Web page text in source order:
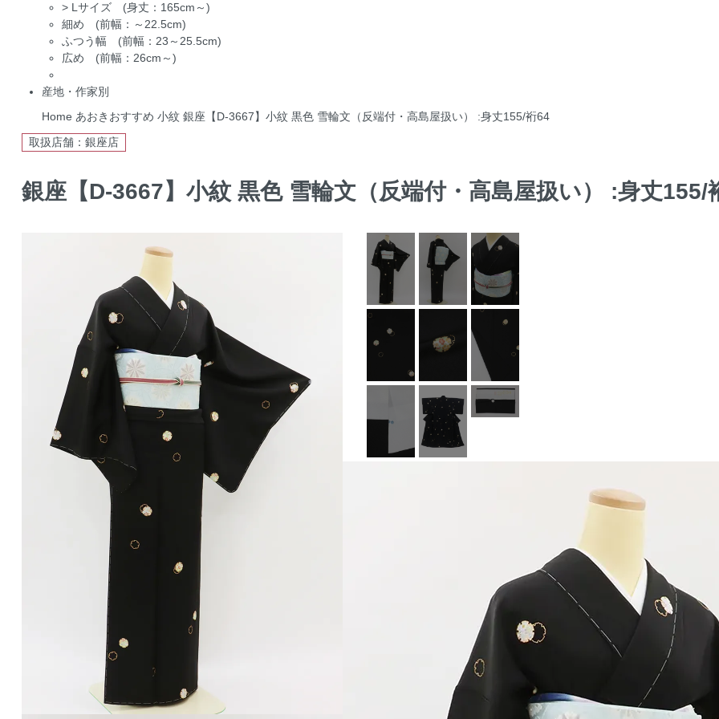
> Lサイズ (身丈：165cm～)
細め (前幅：～22.5cm)
ふつう幅 (前幅：23～25.5cm)
広め (前幅：26cm～)
産地・作家別
Home あおきおすすめ 小紋 銀座【D-3667】小紋 黒色 雪輪文（反端付・高島屋扱い） :身丈155/裄64
取扱店舗：銀座店
銀座【D-3667】小紋 黒色 雪輪文（反端付・高島屋扱い） :身丈155/